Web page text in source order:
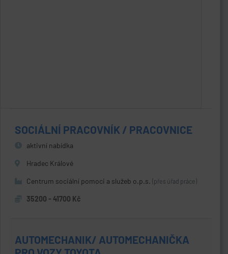
SOCIÁLNÍ PRACOVNÍK / PRACOVNICE
aktivní nabídka
Hradec Králové
Centrum sociální pomoci a služeb o.p.s. (přes úřad práce)
35200 - 41700 Kč
AUTOMECHANIK/ AUTOMECHANIČKA